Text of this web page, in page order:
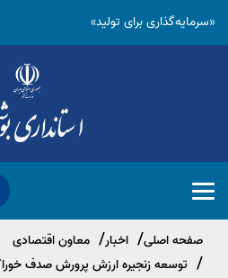
«سرمایه‌گذاری برای تولید»
صفحه اصلی اخبار
معاون اقتصادی
توسعه زنجیره‌ ارزش پرورش صدف